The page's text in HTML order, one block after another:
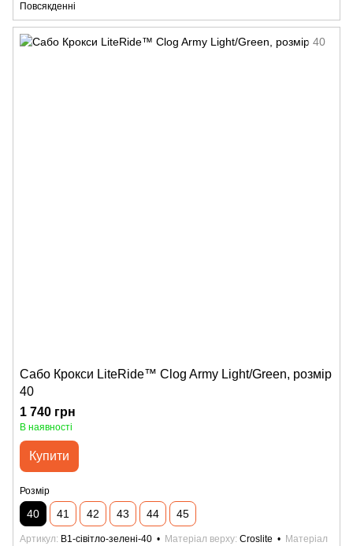
Повсякденні
Сабо Крокси LiteRide™ Clog Army Light/Green, розмір
40
1 740 грн
В наявності
Купити
Розмір
40 41 42 43 44 45
Артикул B1-сівітло-зелені-40 Матеріал верху Croslite
Матеріал